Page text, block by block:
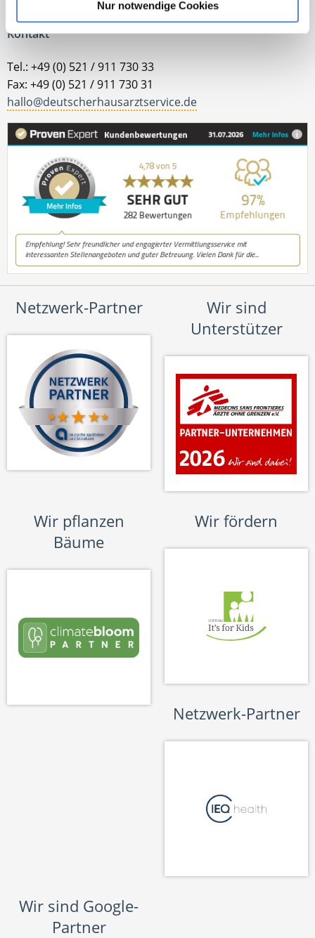
Nur notwendige Cookies
Kontakt
Tel.: +49 (0) 521 / 911 730 33
Fax: +49 (0) 521 / 911 730 31
hallo@deutscherhausarztservice.de
Netzwerk-Partner
Wir sind
Unterstützer
Wir pflanzen
Bäume
Wir fördern
Netzwerk-Partner
Wir sind Google-
Partner